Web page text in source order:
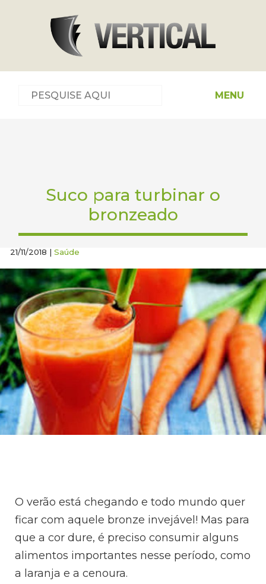
MENU
Suco para turbinar o
bronzeado
21/11/2018 |Saúde
O verão está chegando e todo mundo quer
ficar com aquele bronze invejável! Mas para
que a cor dure, é preciso consumir alguns
alimentos importantes nesse período, como
a laranja e a cenoura.